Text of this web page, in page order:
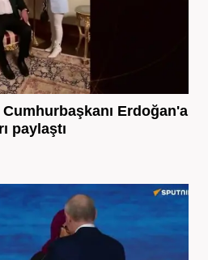
Cumhurbaşkanı Erdoğan'a
paylaştı